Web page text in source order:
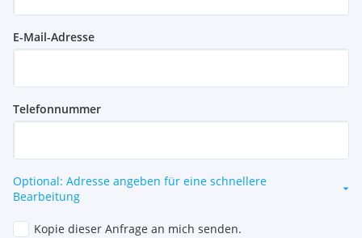
E-Mail-Adresse
Telefonnummer
Optional: Adresse angeben für eine schnellere
Bearbeitung
Kopie dieser Anfrage an mich senden.